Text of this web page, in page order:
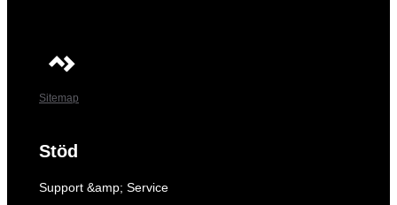
Sitemap
Stöd
Support &amp; Service